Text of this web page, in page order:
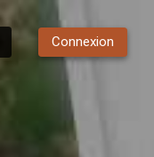
Connexion